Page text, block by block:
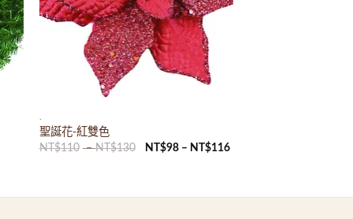
聖誕花-紅雙色
NT$110 –NT$130 NT$98 – NT$116